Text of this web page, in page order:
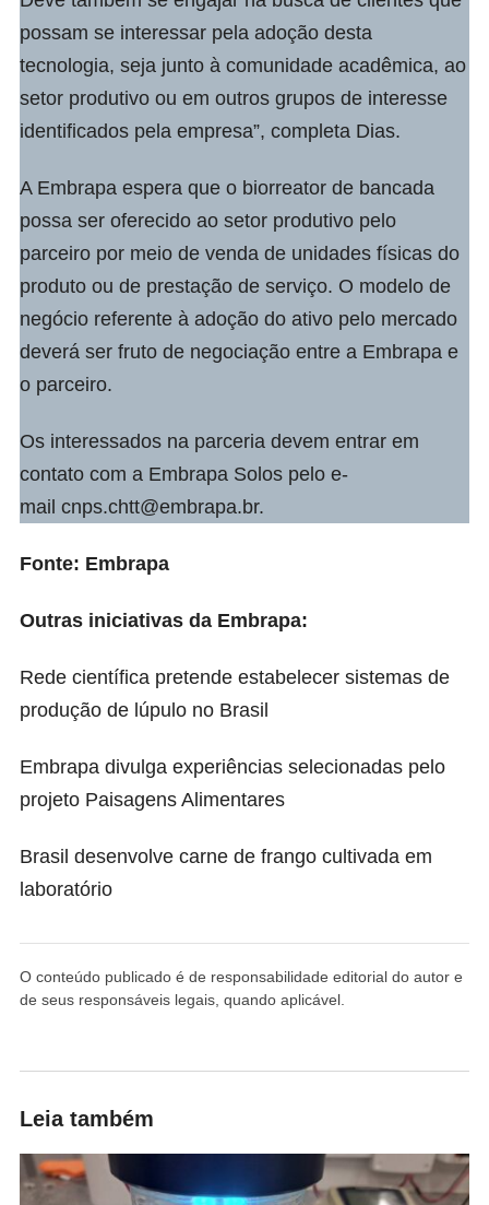
possam se interessar pela adoção desta
tecnologia, seja junto à comunidade acadêmica, ao
setor produtivo ou em outros grupos de interesse
identificados pela empresa”, completa Dias.
A Embrapa espera que o biorreator de bancada
possa ser oferecido ao setor produtivo pelo
parceiro por meio de venda de unidades físicas do
produto ou de prestação de serviço. O modelo de
negócio referente à adoção do ativo pelo mercado
deverá ser fruto de negociação entre a Embrapa e
o parceiro.
Os interessados na parceria devem entrar em
contato com a Embrapa Solos pelo e-
mail cnps.chtt@embrapa.br.
Fonte: Embrapa
Outras iniciativas da Embrapa:
Rede científica pretende estabelecer sistemas de
produção de lúpulo no Brasil
Embrapa divulga experiências selecionadas pelo
projeto Paisagens Alimentares
Brasil desenvolve carne de frango cultivada em
laboratório
O conteúdo publicado é de responsabilidade editorial do autor e
de seus responsáveis legais, quando aplicável.
Leia também